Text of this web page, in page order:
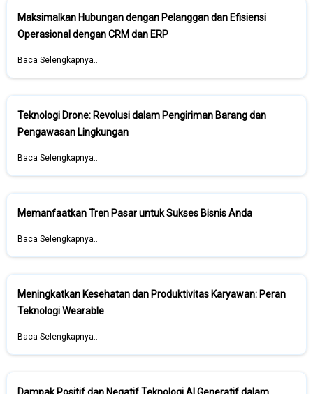
Maksimalkan Hubungan dengan Pelanggan dan Efisiensi
Operasional dengan CRM dan ERP
Baca Selengkapnya..
Teknologi Drone: Revolusi dalam Pengiriman Barang dan
Pengawasan Lingkungan
Baca Selengkapnya..
Memanfaatkan Tren Pasar untuk Sukses Bisnis Anda
Baca Selengkapnya..
Meningkatkan Kesehatan dan Produktivitas Karyawan: Peran
Teknologi Wearable
Baca Selengkapnya..